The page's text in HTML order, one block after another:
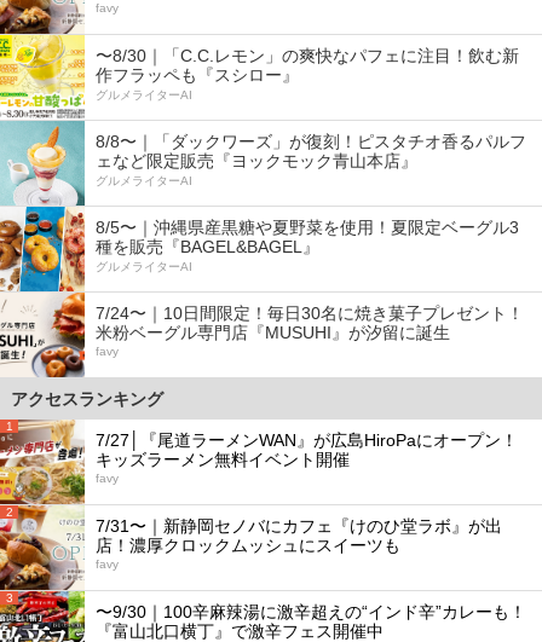
favy
〜8/30｜「C.C.レモン」の爽快なパフェに注目！飲む新
作フラッペも『スシロー』
グルメライターAI
8/8〜｜「ダックワーズ」が復刻！ピスタチオ香るパルフ
ェなど限定販売『ヨックモック青山本店』
グルメライターAI
8/5〜｜沖縄県産黒糖や夏野菜を使用！夏限定ベーグル3
種を販売『BAGEL&BAGEL』
グルメライターAI
7/24〜｜10日間限定！毎日30名に焼き菓子プレゼント！
米粉ベーグル専門店『MUSUHI』が汐留に誕生
favy
アクセスランキング
1
7/27│『尾道ラーメンWAN』が広島HiroPaにオープン！
キッズラーメン無料イベント開催
favy
2
7/31〜｜新静岡セノバにカフェ『けのひ堂ラボ』が出
店！濃厚クロックムッシュにスイーツも
favy
3
〜9/30｜100辛麻辣湯に激辛超えの“インド辛”カレーも！
『富山北口横丁』で激辛フェス開催中